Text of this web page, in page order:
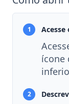
1 Acesse
ícone
2